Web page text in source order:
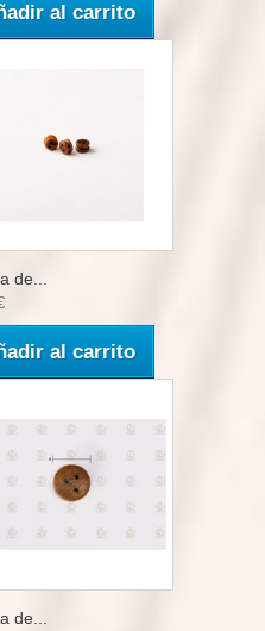
al carrito
de...
al carrito
de...